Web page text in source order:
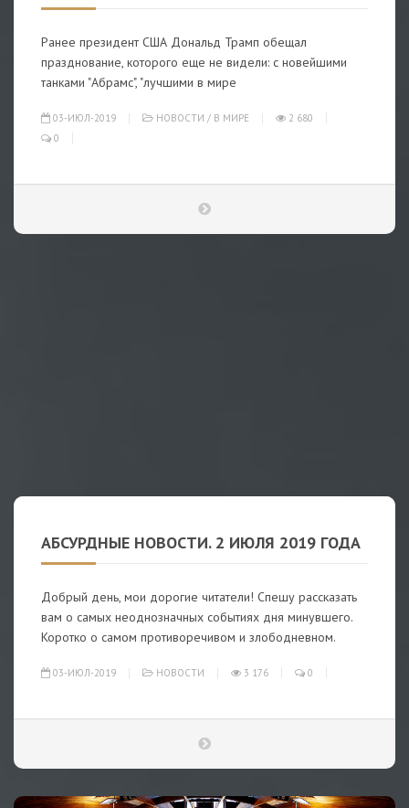
Ранее президент США Дональд Трамп обещал
празднование, которого еще не видели: с новейшими
танками "Абрамс", "лучшими в мире
03-ИЮЛ-2019 НОВОСТИ / В МИРЕ
2 680
0
АБСУРДНЫЕ НОВОСТИ. 2 ИЮЛЯ 2019 ГОДА
Добрый день, мои дорогие читатели! Спешу рассказать
вам о самых неоднозначных событиях дня минувшего.
Коротко о самом противоречивом и злободневном.
03-ИЮЛ-2019 НОВОСТИ 3 176 0